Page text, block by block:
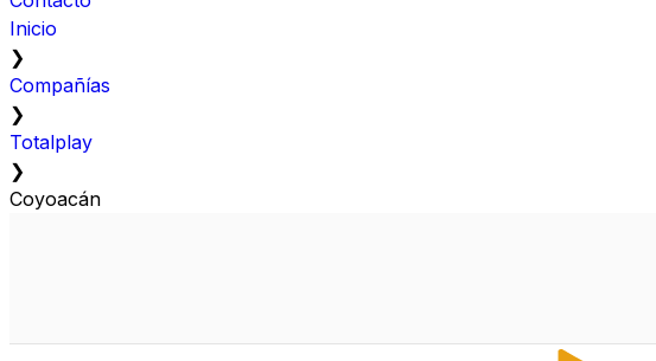
Inicio
❯
Compañías
❯
Totalplay
❯
Coyoacán